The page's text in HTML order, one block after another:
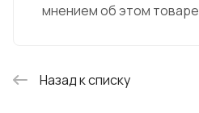
мнением об этом товаре
Назад к списку